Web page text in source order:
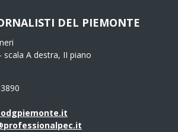
DEL PIEMONTE
A destra, II piano